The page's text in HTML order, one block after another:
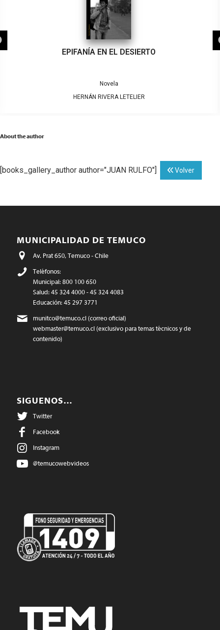
EPIFANÍA EN EL DESIERTO
Novela
HERNÁN RIVERA LETELIER
About the author
[books_gallery_author author="JUAN RULFO"] Volver
MUNICIPALIDAD DE TEMUCO
Av. Prat 650, Temuco - Chile
Teléfonos:
Municipal: 800 100 650
Salud: 45 324 4000 - 45 324 4083
Educación: 45 297 3771
munitco@temuco.cl(correo oficial)
webmaster@temuco.cl(exclusivo para temas técnicos y de
contenido)
SIGUENOS…
Twitter
Facebook
Instagram
@temucowebvideos